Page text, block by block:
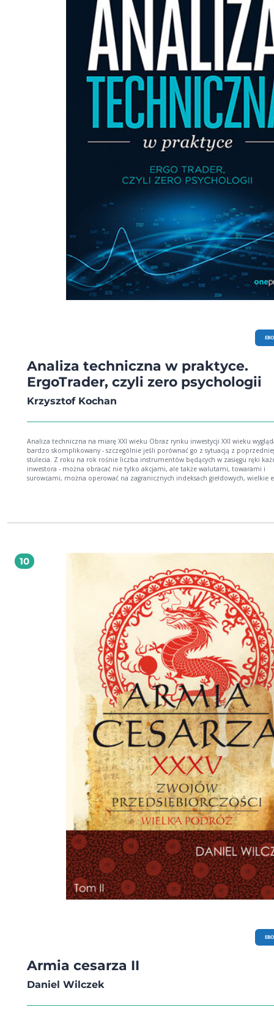
Analiza techniczna w praktyce.
ErgoTrader, czyli zero psychologii
Krzysztof Kochan
Analiza techniczna na miarę XXI wieku Obraz rynku inwestycji XXI wieku wygląda na
bardzo skomplikowany - szczególnie jeśli porównać go z sytuacją z
stulecia. Z roku na rok rośnie liczba instrumentów będących w zasięgu ręki
inwestora - można obracać nie tylko akcjami, ale także walutami, towarami i
surowcami, można operować na zagranicznych indeksach giełdowych, wielkie
książki prezentuje nowatorskie podejście do tematu inwestowania i
Krzysztofa Kochana dowiesz się między innymi: kim jest inwestor offline jak uniknąć
psychologizowania w inwestowaniu, na czym polega nowoczesne podejście do
analizy technicznej oraz jakimi narzędziami analizy posługują się skuteczni
łączenie narzędzi analizy technicznej w bardziej złożone systemy Książka przedstawia
najnowsze rozwiązania technologiczne w zakresie, z którego w praktyce
może każdy inwestor. Przedstawione metody znajdą zastosowanie na każdym
niezależnie od tego, czy analizie poddawane będą krajowe akcje, globalne
złota, ropy naftowej i energii, indeksy giełdowe, czy też kryptowaluty. Listen to "017.
Analiza techniczna – warsztat skutecznego inwestora" on Spreaker.
10
Armia cesarza II
Daniel Wilczek